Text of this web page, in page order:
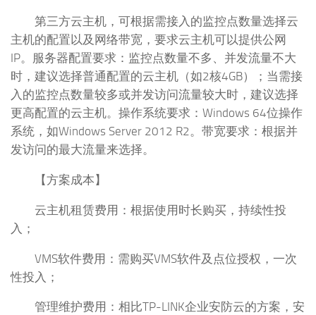
第三方云主机，可根据需接入的监控点数量选择云
主机的配置以及网络带宽，要求云主机可以提供公网
IP。服务器配置要求：监控点数量不多、并发流量不大
时，建议选择普通配置的云主机（如2核4GB）；当需接
入的监控点数量较多或并发访问流量较大时，建议选择
更高配置的云主机。操作系统要求：Windows 64位操作
系统，如Windows Server 2012 R2。带宽要求：根据并
发访问的最大流量来选择。
【方案成本】
云主机租赁费用：根据使用时长购买，持续性投
入；
VMS软件费用：需购买VMS软件及点位授权，一次
性投入；
管理维护费用：相比TP-LINK企业安防云的方案，安